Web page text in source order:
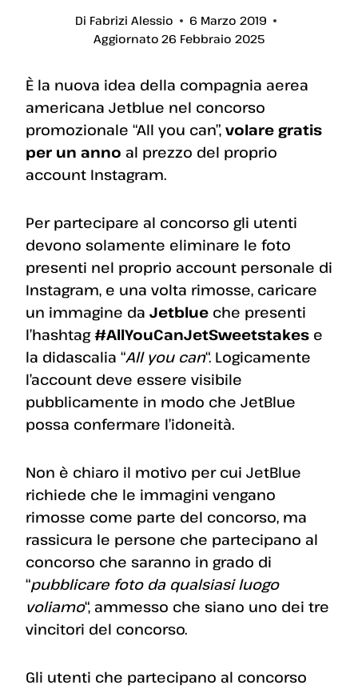
Di Fabrizi Alessio
6 Marzo 2019
Aggiornato 26 Febbraio 2025
È la nuova idea della compagnia aerea
americana Jetblue nel concorso
promozionale “All you can”, volare gratis
per un anno al prezzo del proprio
account Instagram.
Per partecipare al concorso gli utenti
devono solamente eliminare le foto
presenti nel proprio account personale di
Instagram, e una volta rimosse, caricare
un immagine da Jetblue che presenti
l’hashtag#AllYouCanJetSweetstakes e
la didascalia “All you can“. Logicamente
l’account deve essere visibile
pubblicamente in modo che JetBlue
possa confermare l’idoneità.
Non è chiaro il motivo per cui JetBlue
richiede che le immagini vengano
rimosse come parte del concorso, ma
rassicura le persone che partecipano al
concorso che saranno in grado di
“pubblicare foto da qualsiasi luogo
voliamo“, ammesso che siano uno dei tre
vincitori del concorso.
Gli utenti che partecipano al concorso